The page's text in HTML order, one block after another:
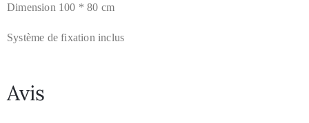
Dimension 100 * 80 cm
Système de fixation inclus
Avis